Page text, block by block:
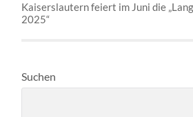
Kaiserslautern feiert im Juni die
2025“
Suchen